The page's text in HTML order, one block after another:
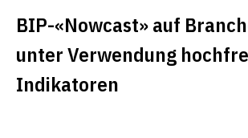
BIP-«Nowcast» auf
unter Verwendung
Indikatoren